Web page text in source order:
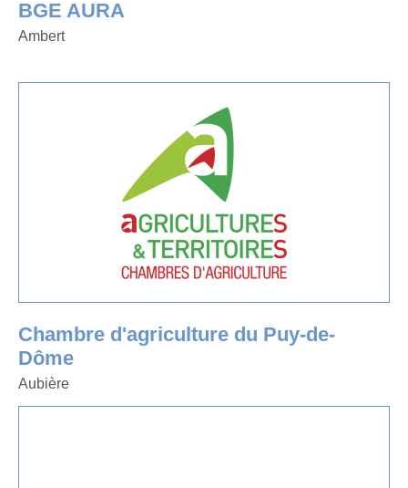
BGE AURA
Ambert
Chambre d'agriculture du Puy-de-
Dôme
Aubière